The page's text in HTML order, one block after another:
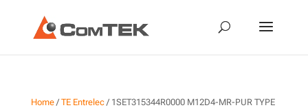
Home/ TE Entrelec/ 1SET315344R0000 M12D4-MR-PUR TYPE